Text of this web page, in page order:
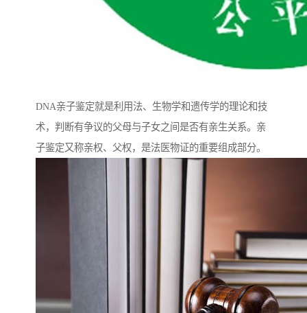
DNA亲子鉴定就是利用法、生物学和遗传学的理论和技
术，判断有争议的父母与子女之间是否有亲生关系。亲
子鉴定又称亲权、父权，是法医物证的重要组成部分。